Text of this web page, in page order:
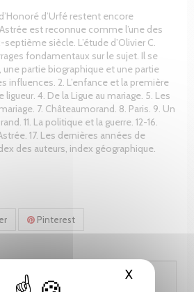
XMasquer
d’Urfé restent encore
est reconnue comme l’une des
siècle. L’étude d’Olivier C.
fondamentaux sur le sujet. Il se
une partie biographique et une partie
influences. 2. L’enfance et la première
ligueur. 4. De la Ligue au mariage. 5. Les
7. Châteaumorand. 8. Paris. 9. Un
11. La politique et la guerre. 12-16.
17. Les dernières années de
des auteurs, index géographique.
Pinterest
76.95 CHF